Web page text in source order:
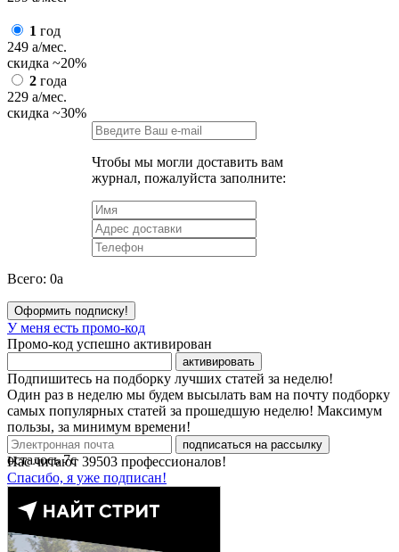
1 год
249 a/мес.
скидка ~20%
2 года
229 a/мес.
скидка ~30%
Чтобы мы могли доставить вам
журнал, пожалуйста заполните:
Всего: 0a
Оформить подписку!
У меня есть промо-код
Промо-код успешно активирован
активировать
Подпишитесь на подборку лучших статей за неделю!
Один раз в неделю мы будем высылать вам на почту подборку
самых популярных статей за прошедшую неделю! Максимум
пользы, за минимум времени!
подписаться на рассылку
Нас читают 39503 профессионалов!
Спасибо, я уже подписан!
осталось7с